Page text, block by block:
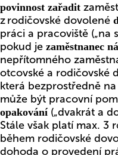
povinnost zařadit
z rodičovské dovolené
práci a pracoviště („na
pokud je zaměstnanec
nepřítomného
otcovské a rodičovské
která bezprostředně
může být pracovní
opakování(„dvakrát a
Stále však platí max. 3
během rodičovské
dohoda o provedení